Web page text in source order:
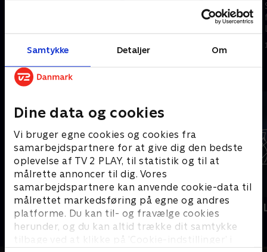
Samtykke Detaljer Om
Dine data og cookies
Vi bruger egne cookies og cookies fra
samarbejdspartnere for at give dig den bedste
oplevelse af TV 2 PLAY, til statistik og til at
målrette annoncer til dig. Vores
samarbejdspartnere kan anvende cookie-data til
målrettet markedsføring på egne og andres
platforme. Du kan til- og fravælge cookies
herunder, og du kan altid trække dit samtykke
tilbage ved at klikke på ’Cookie-indstillinger’ i
livegæster dagens helt store
som en helt i hjemlandet.
Andre så også
Vinter-OL - Ski mountaineering
Skisport
Vinter-OL -
Skisport